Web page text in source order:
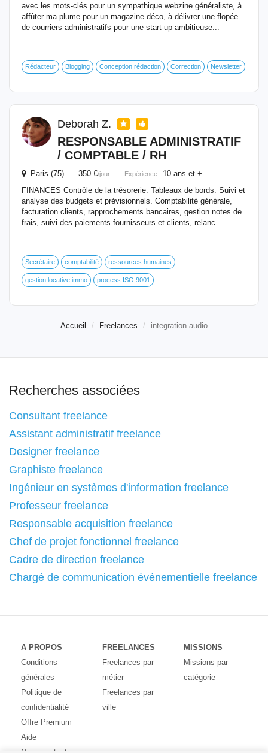
avec les mots-clés pour un sympathique webzine généraliste, à
affûter ma plume pour un magazine déco, à délivrer une flopée
de courriers administratifs pour une start-up ambitieuse...
Rédacteur Blogging Conception rédaction Correction Newsletter
Deborah Z.
RESPONSABLE ADMINISTRATIF
/ COMPTABLE / RH
Paris (75) 350 €/jour Expérience : 10 ans et +
FINANCES Contrôle de la trésorerie. Tableaux de bords. Suivi et
analyse des budgets et prévisionnels. Comptabilité générale,
facturation clients, rapprochements bancaires, gestion notes de
frais, suivi des paiements fournisseurs et clients, relanc...
Secrétaire comptabilité ressources humaines
gestion locative immo process ISO 9001
Accueil Freelances integration audio
Recherches associées
Consultant freelance
Assistant administratif freelance
Designer freelance
Graphiste freelance
Ingénieur en systèmes d'information freelance
Professeur freelance
Responsable acquisition freelance
Chef de projet fonctionnel freelance
Cadre de direction freelance
Chargé de communication événementielle freelance
A PROPOS
Conditions
générales
Politique de
confidentialité
Offre Premium
Aide
FREELANCES
Freelances par
métier
Freelances par
ville
MISSIONS
Missions par
catégorie